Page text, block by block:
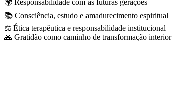
🌍 Responsabilidade com as futuras gerações
📚 Consciência, estudo e amadurecimento espiritual
⚖️ Ética terapêutica e responsabilidade institucional
🙏 Gratidão como caminho de transformação interior